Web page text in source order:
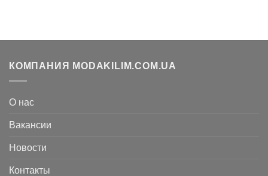
КОМПАНИЯ MODAKILIM.COM.UA
О нас
Вакансии
Новости
Контакты